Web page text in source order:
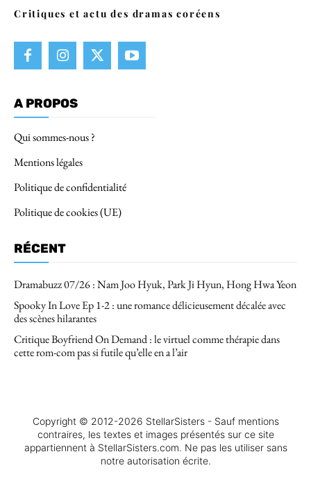
Critiques et actu des dramas coréens
A PROPOS
Qui sommes-nous ?
Mentions légales
Politique de confidentialité
Politique de cookies (UE)
RÉCENT
Dramabuzz 07/26 : Nam Joo Hyuk, Park Ji Hyun, Hong Hwa Yeon
Spooky In Love Ep 1-2 : une romance délicieusement décalée avec
des scènes hilarantes
Critique Boyfriend On Demand : le virtuel comme thérapie dans
cette rom-com pas si futile qu’elle en a l’air
Copyright © 2012-2026 StellarSisters - Sauf mentions
contraires, les textes et images présentés sur ce site
appartiennent à StellarSisters.com. Ne pas les utiliser sans
notre autorisation écrite.